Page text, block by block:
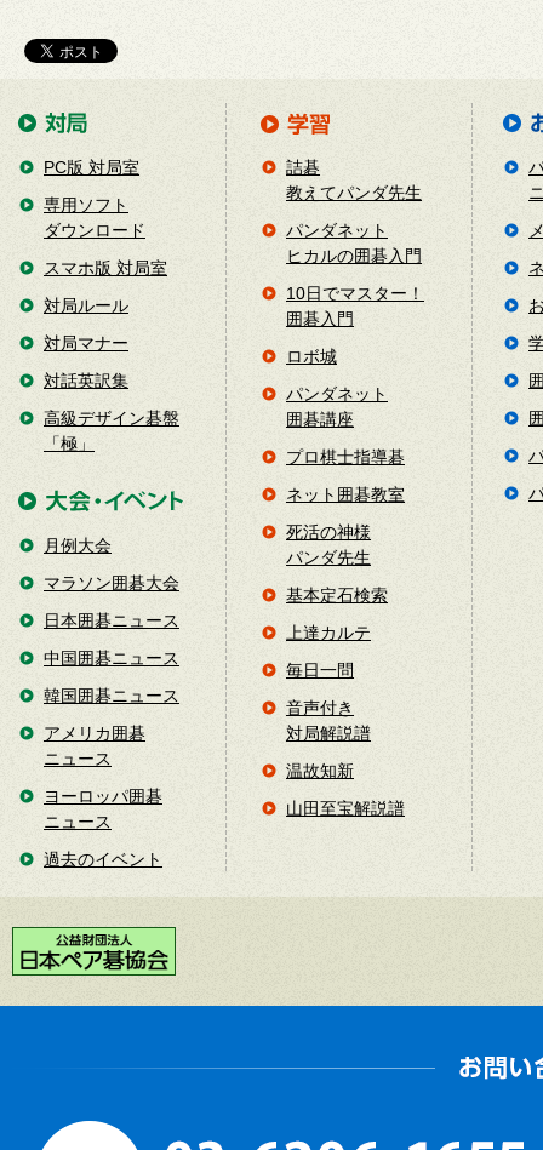
PC版 対局室
専用ソフト
ダウンロード
スマホ版 対局室
対局ルール
対局マナー
対話英訳集
高級デザイン碁盤
「極」
月例大会
マラソン囲碁大会
日本囲碁ニュース
中国囲碁ニュース
韓国囲碁ニュース
アメリカ囲碁
ニュース
ヨーロッパ囲碁
ニュース
過去のイベント
詰碁
教えてパンダ先生
パンダネット
ヒカルの囲碁入門
10日でマスター！
囲碁入門
ロボ城
パンダネット
囲碁講座
プロ棋士指導碁
ネット囲碁教室
死活の神様
パンダ先生
基本定石検索
上達カルテ
毎日一問
音声付き
対局解説譜
温故知新
山田至宝解説譜